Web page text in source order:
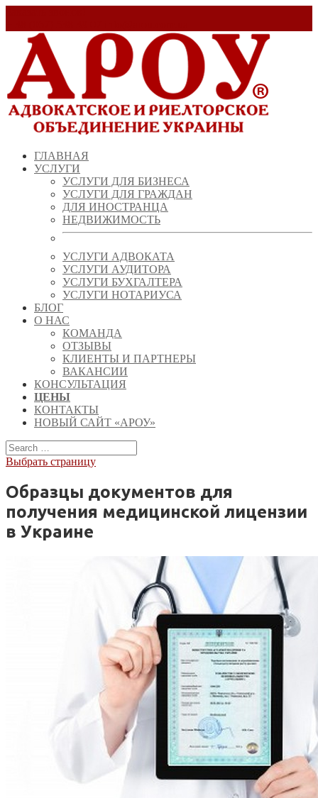
ГЛАВНАЯ
УСЛУГИ
УСЛУГИ ДЛЯ БИЗНЕСА
УСЛУГИ ДЛЯ ГРАЖДАН
ДЛЯ ИНОСТРАНЦА
НЕДВИЖИМОСТЬ
УСЛУГИ АДВОКАТА
УСЛУГИ АУДИТОРА
УСЛУГИ БУХГАЛТЕРА
УСЛУГИ НОТАРИУСА
БЛОГ
О НАС
КОМАНДА
ОТЗЫВЫ
КЛИЕНТЫ И ПАРТНЕРЫ
ВАКАНСИИ
КОНСУЛЬТАЦИЯ
ЦЕНЫ
КОНТАКТЫ
НОВЫЙ САЙТ «АРОУ»
Выбрать страницу
Образцы документов для
получения медицинской лицензии
в Украине